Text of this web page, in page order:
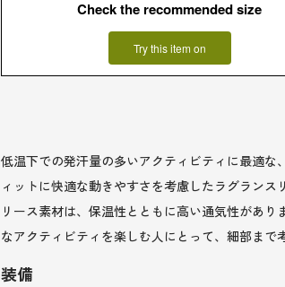
Check the recommended size
Try this item on
低温下での発汗量の多いアクティビティに最適
ィットに快適な動きやすさを考慮したラグラン
リース素材は、保温性とともに高い通気性があ
なアクティビティを楽しむ人にとって、細部ま
装備